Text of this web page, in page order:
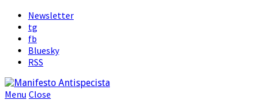
Newsletter
tg
fb
Bluesky
RSS
Menu Close